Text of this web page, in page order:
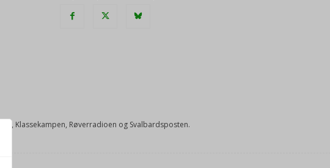
Klassekampen, Røverradioen og Svalbardsposten.